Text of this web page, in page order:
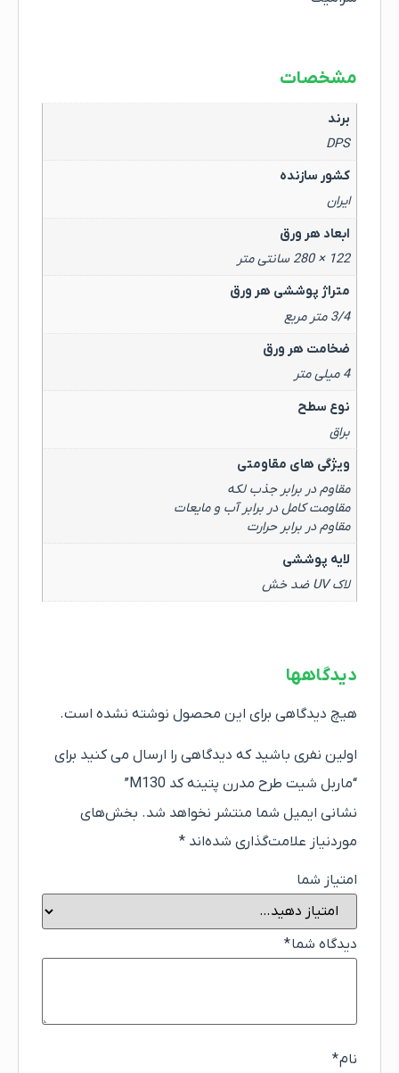
مشخصات
برند
DPS
کشور سازنده
ایران
ابعاد هر ورق
122 × 280 سانتی متر
متراژ پوششی هر ورق
3/4 متر مربع
ضخامت هر ورق
4 میلی متر
نوع سطح
براق
ویژگی های مقاومتی
مقاوم در برابر جذب لکه
مقاومت کامل در برابر آب و مایعات
مقاوم در برابر حرارت
لایه پوششی
لاک UV ضد خش
دیدگاهها
هیچ دیدگاهی برای این محصول نوشته نشده است.
اولین نفری باشید که دیدگاهی را ارسال می کنید برای
“ماربل شیت طرح مدرن پتینه کد M130”
نشانی ایمیل شما منتشر نخواهد شد. بخش‌های
موردنیاز علامت‌گذاری شده‌اند *
امتیاز شما
دیدگاه شما*
نام*